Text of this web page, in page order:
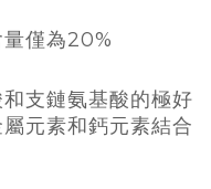
僅為20%
支鏈氨基酸的極好
元素和鈣元素結合